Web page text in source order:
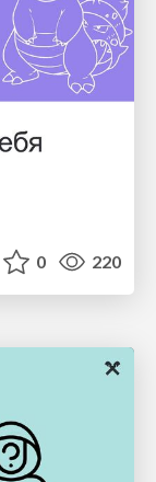
0 220